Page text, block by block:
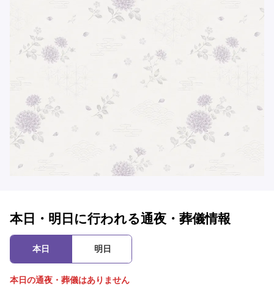
本日・明日に行われる通夜・葬儀情報
本日 明日
本日の通夜・葬儀はありません